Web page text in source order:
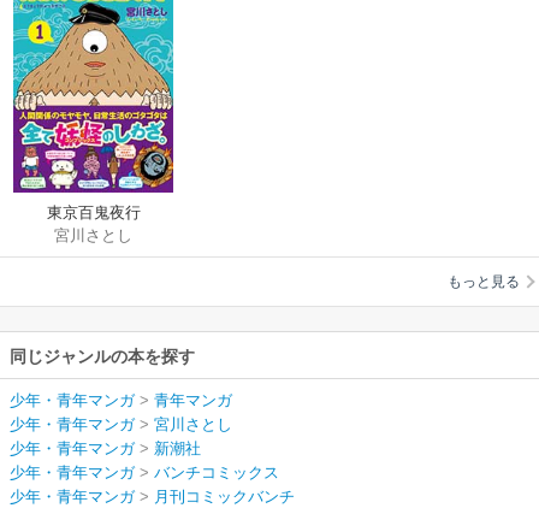
東京百鬼夜行
宮川さとし
もっと見る
同じジャンルの本を探す
少年・青年マンガ> 青年マンガ
少年・青年マンガ> 宮川さとし
少年・青年マンガ> 新潮社
少年・青年マンガ> バンチコミックス
少年・青年マンガ> 月刊コミックバンチ